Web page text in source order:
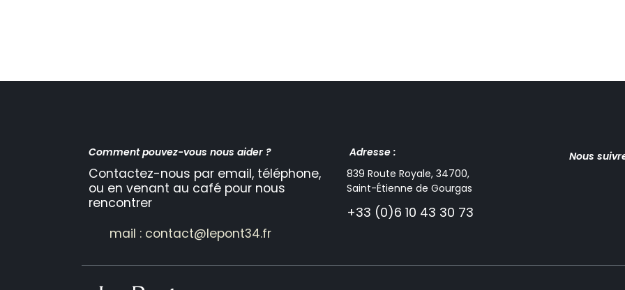
Nous
Adresse :
839 Route Royale, 34700,
Saint-Étienne de Gourgas
+33 (0)6 10 43 30 73
Comment pouvez-vous nous aider ?
Contactez-nous par email, téléphone,
ou en venant au café pour nous
rencontrer
mail : contact@lepont34.fr​​​​​​